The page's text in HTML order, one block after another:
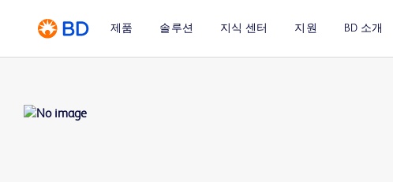
제품 솔루션 지식 센터 지원 BD 소개